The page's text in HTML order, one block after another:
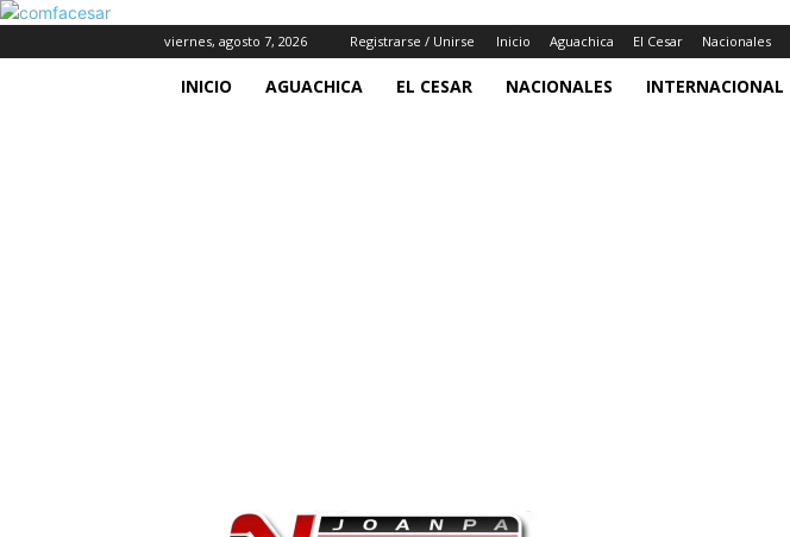
viernes, agosto 7, 2026 Registrarse / Unirse Inicio Aguachica El Cesar Nacionales
INICIO AGUACHICA EL CESAR NACIONALES INTERNACIONAL